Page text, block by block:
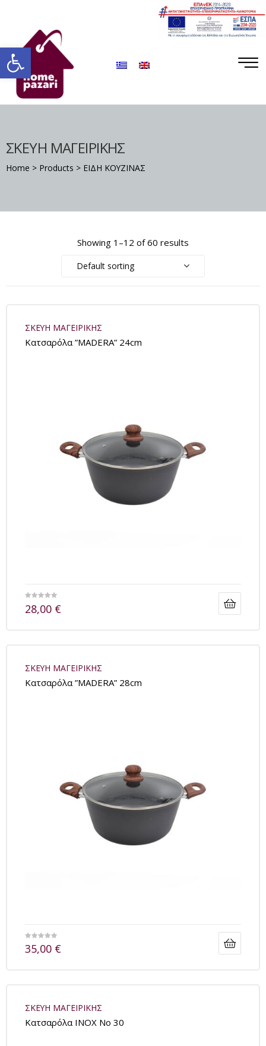
Ανοίξτε τη γραμμή εργαλείων
ΣΚΕΥΗ ΜΑΓΕΙΡΙΚΗΣ
Home > Products > ΕΙΔΗ ΚΟΥΖΙΝΑΣ
Showing 1–12 of 60 results
Default sorting
ΣΚΕΥΗ ΜΑΓΕΙΡΙΚΗΣ
Kατσαρόλα ”MADERA” 24cm
28,00 €
ΣΚΕΥΗ ΜΑΓΕΙΡΙΚΗΣ
Kατσαρόλα ”MADERA” 28cm
35,00 €
ΣΚΕΥΗ ΜΑΓΕΙΡΙΚΗΣ
Kατσαρόλα INOX No 30